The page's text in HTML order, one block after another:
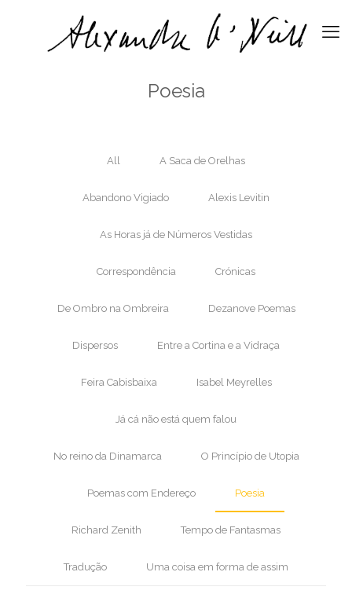
Poesia
All A Saca de Orelhas
Abandono Vigiado Alexis Levitin
As Horas já de Números Vestidas
Correspondência Crónicas
De Ombro na Ombreira Dezanove Poemas
Dispersos Entre a Cortina e a Vidraça
Feira Cabisbaixa Isabel Meyrelles
Já cá não está quem falou
No reino da Dinamarca O Princípio de Utopia
Poemas com Endereço Poesia
Richard Zenith Tempo de Fantasmas
Tradução Uma coisa em forma de assim